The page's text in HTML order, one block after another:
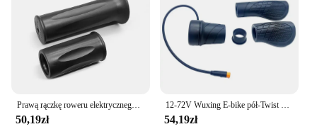
50,19zł 54,19zł